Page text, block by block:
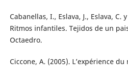
Cabanellas, I., Eslava, J., Eslava, C.
Ritmos infantiles. Tejidos de un
Octaedro.
Ciccone, A. (2005). L’expérience